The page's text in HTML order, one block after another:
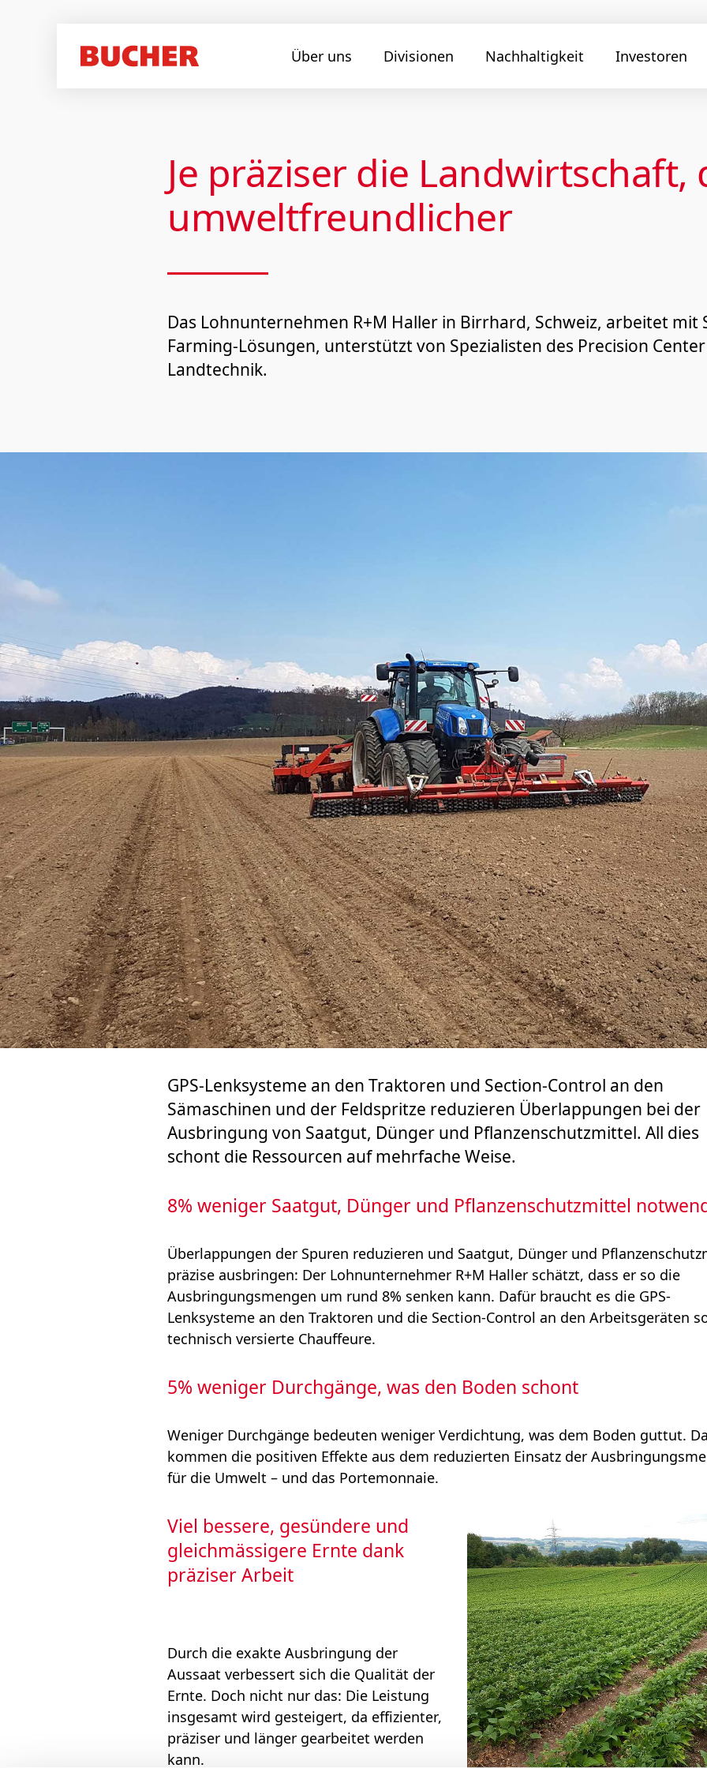
Über uns Divisionen Nachhaltigkeit Investoren
Je präziser die Landwirtschaft,
umweltfreundlicher
Das Lohnunternehmen R+M Haller in Birrhard, Schweiz, arbeitet mit
Farming‐Lösungen, unterstützt von Spezialisten des Precision
Landtechnik.
GPS‐Lenksysteme an den Traktoren und Section‐Control an den
Sämaschinen und der Feldspritze reduzieren Überlappungen bei der
Ausbringung von Saatgut, Dünger und Pflanzenschutzmittel. All dies
schont die Ressourcen auf mehrfache Weise.
8% weniger Saatgut, Dünger und Pflanzenschutzmittel
Überlappungen der Spuren reduzieren und Saatgut, Dünger und
präzise ausbringen: Der Lohnunternehmer R+M Haller schätzt, dass er so die
Ausbringungsmengen um rund 8% senken kann. Dafür braucht es die GPS-
Lenksysteme an den Traktoren und die Section-Control an den Arbeitsgeräten
technisch versierte Chauffeure.
5% weniger Durchgänge, was den Boden schont
Weniger Durchgänge bedeuten weniger Verdichtung, was dem Boden guttut.
kommen die positiven Effekte aus dem reduzierten Einsatz der
für die Umwelt – und das Portemonnaie.
Viel bessere, gesündere und
gleichmässigere Ernte dank
präziser Arbeit
Durch die exakte Ausbringung der
Aussaat verbessert sich die Qualität der
Ernte. Doch nicht nur das: Die Leistung
insgesamt wird gesteigert, da effizienter,
präziser und länger gearbeitet werden
kann.